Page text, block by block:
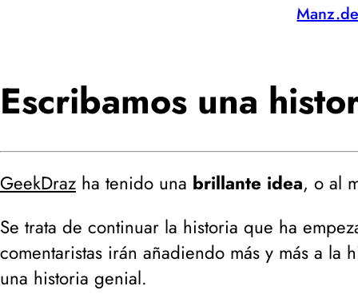
Escribamos una
GeekDraz ha tenido una brillante idea, o al
Se trata de continuar la historia que ha
comentaristas irán añadiendo más y más a
una historia genial.